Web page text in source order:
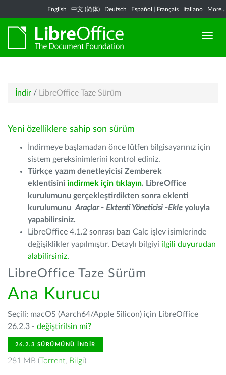
English 中文 (简体) Deutsch Español Français Italiano More...
İndir / LibreOffice Taze Sürüm
Yeni özelliklere sahip son sürüm
İndirmeye başlamadan önce lütfen bilgisayarınız için
sistem gereksinimlerini kontrol ediniz.
Türkçe yazım denetleyicisi Zemberek
eklentisini indirmek için tıklayın. LibreOffice
kurulumunu gerçekleştirdikten sonra eklenti
kurulumunu Araçlar - Ektenti Yöneticisi -Ekle yoluyla
yapabilirsiniz.
LibreOffice 4.1.2 sonrası bazı Calc işlev isimlerinde
değişiklikler yapılmıştır. Detaylı bilgiyi ilgili duyurudan
alabilirsiniz.
LibreOffice Taze Sürüm
Ana Kurucu
Seçili: macOS (Aarch64/Apple Silicon) için LibreOffice
26.2.3 - değiştirilsin mi?
26.2.3 SÜRÜMÜNÜ İNDIR
281 MB (Torrent, Bilgi)